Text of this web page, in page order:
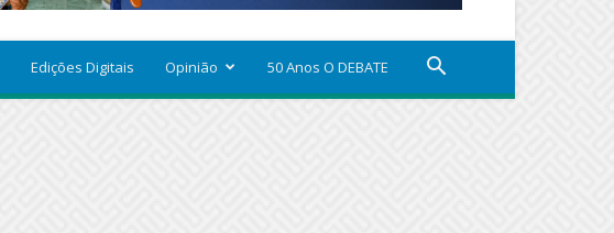
Edições Digitais Opinião 50 Anos O DEBATE